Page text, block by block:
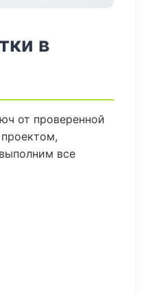
в
от проверенной
все